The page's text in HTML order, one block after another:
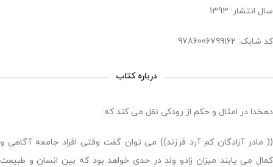
سال انتشار: 1393
کد شابک: 9786006799162
درباره کتاب
دهخدا در امثال و حکم از رودکی نقل می کند که:
(( مادر آزادگان کم آرد فرزند)) می توان گفت وقتی افراد جامعه آگاهی و
کمال می یابند میزان زادو ولد در حدی خواهد بود که بین انسان و طبیعت